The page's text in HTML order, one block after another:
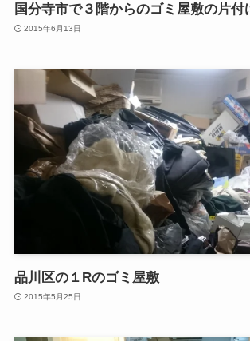
国分寺市で３階からのゴミ屋敷の片付
2015年6月13日
品川区の１Rのゴミ屋敷
2015年5月25日